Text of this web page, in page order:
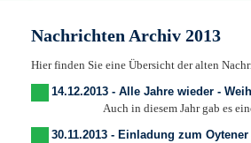
Nachrichten Archiv 2013
Hier finden Sie eine Übersicht der alten
14.12.2013 - Alle Jahre wieder -
Auch in diesem Jahr gab es einen
30.11.2013 - Einladung zum